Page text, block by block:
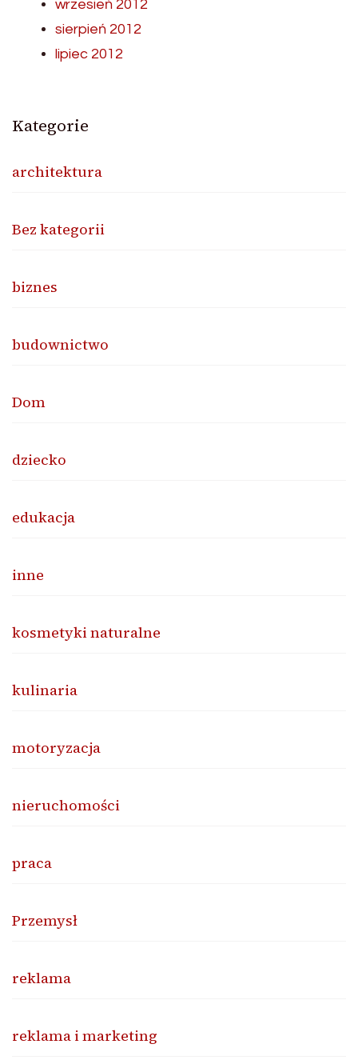
wrzesień 2012
sierpień 2012
lipiec 2012
Kategorie
architektura
Bez kategorii
biznes
budownictwo
Dom
dziecko
edukacja
inne
kosmetyki naturalne
kulinaria
motoryzacja
nieruchomości
praca
Przemysł
reklama
reklama i marketing